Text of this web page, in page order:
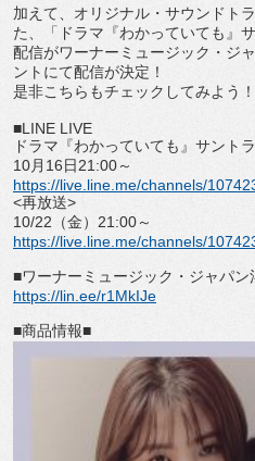
加えて、オリジナル・ サウンドト
た、「ドラマ『わかっていても』
配信がワーナーミュージック・ジ
ントにて配信が決定！
是非こちらもチェックしてみよう！
■LINE LIVE
ドラマ『わかっていても』サント
10月 16日21:00～
https://live.line.me/channels/
<再放送>
10/22 （金） 21:00～
https://live.line.me/channels/
■ワーナーミュージック・ジャパン
https://lin.ee/r1MkIJe
■商品情報■